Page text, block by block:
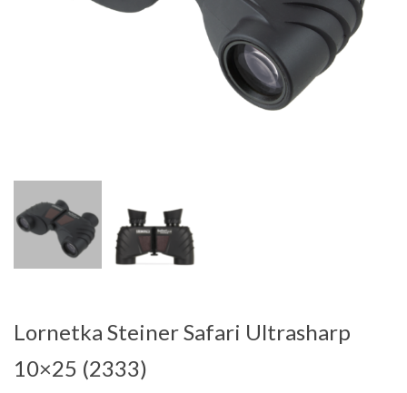
Lornetka Steiner Safari Ultrasharp
10×25 (2333)